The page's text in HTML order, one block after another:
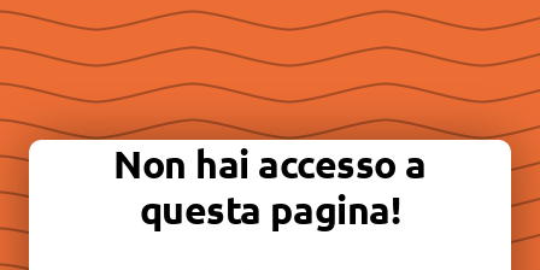
Non hai accesso a
questa pagina!
Essere “buona stampa” per
continuare a promuovere la
libertà e il rispetto dei valori